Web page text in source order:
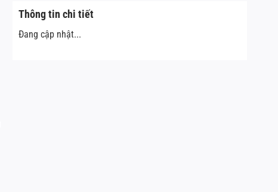
Thông tin chi tiết
Đang cập nhật...